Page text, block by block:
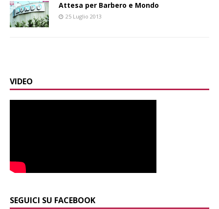
Attesa per Barbero e Mondo
25 Luglio 2013
VIDEO
SEGUICI SU FACEBOOK